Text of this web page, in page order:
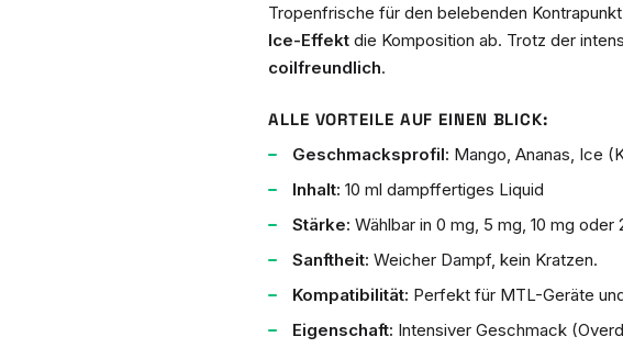
Tropenfrische für den belebenden
Ice-Effekt die Komposition ab. Trotz der
coilfreundlich.
ALLE VORTEILE AUF EINEN BLICK:
Geschmacksprofil: Mango, Ananas, Ice
Inhalt: 10 ml dampffertiges Liquid
Stärke: Wählbar in 0 mg, 5 mg, 10 mg oder
Sanftheit: Weicher Dampf, kein Kratzen.
Kompatibilität: Perfekt für MTL-Geräte
Eigenschaft: Intensiver Geschmack